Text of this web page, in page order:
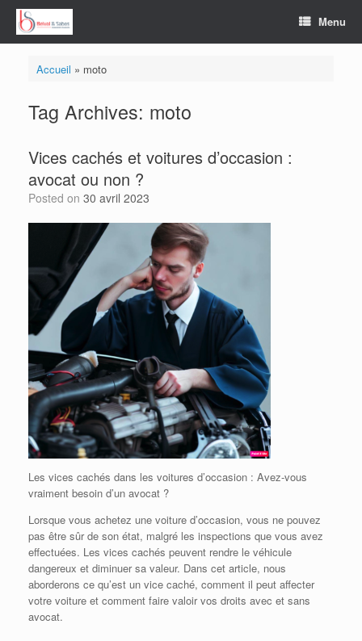
Skip
content
Menu
Accueil » moto
Tag Archives: moto
Vices cachés et voitures d’occasion :
avocat ou non ?
Posted on 30 avril 2023
Les vices cachés dans les voitures d’occasion : Avez-vous
vraiment besoin d’un avocat ?
Lorsque vous achetez une voiture d’occasion, vous ne pouvez
pas être sûr de son état, malgré les inspections que vous avez
effectuées. Les vices cachés peuvent rendre le véhicule
dangereux et diminuer sa valeur. Dans cet article, nous
aborderons ce qu’est un vice caché, comment il peut affecter
votre voiture et comment faire valoir vos droits avec et sans
avocat.